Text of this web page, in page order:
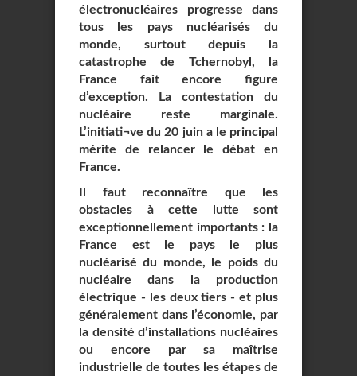
électronucléaires progresse dans
tous les pays nucléarisés du
monde, surtout depuis la
catastrophe de Tchernobyl, la
France fait encore figure
d’exception. La contestation du
nucléaire reste marginale.
L’initiati¬ve du 20 juin a le principal
mérite de relancer le débat en
France.
Il faut reconnaître que les
obstacles à cette lutte sont
exceptionnellement importants : la
France est le pays le plus
nucléarisé du monde, le poids du
nucléaire dans la production
électrique - les deux tiers - et plus
généralement dans l’économie, par
la densité d’installations nucléaires
ou encore par sa maîtrise
industrielle de toutes les étapes de